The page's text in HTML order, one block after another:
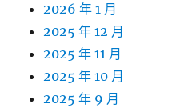
2026 年 1 月
2025 年 12 月
2025 年 11 月
2025 年 10 月
2025 年 9 月